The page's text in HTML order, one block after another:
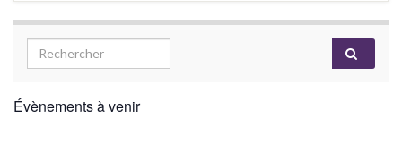
Évènements à venir